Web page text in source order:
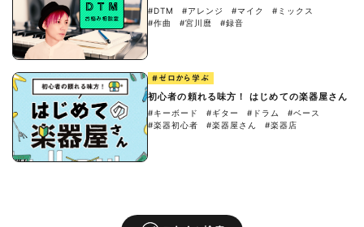
#DTM #アレンジ #マイク
#ミックス
#作曲
#宮川麿 #録音
#ゼロから学ぶ
初心者の頼れる味方！ はじめての楽器屋さん
#キーボード #ギター #ドラム
#ベース
#楽器初心者
#楽器屋さん #楽器店